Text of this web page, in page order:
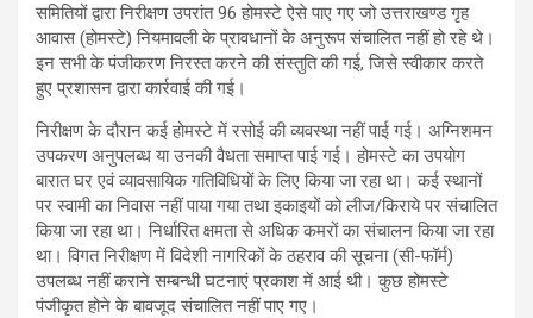
समितियों द्वारा निरीक्षण उपरांत 96 होमस्टे ऐसे पाए गए जो उत्तराखण्ड गृह
आवास (होमस्टे) नियमावली के प्रावधानों के अनुरूप संचालित नहीं हो रहे थे।
इन सभी के पंजीकरण निरस्त करने की संस्तुति की गई, जिसे स्वीकार करते
हुए प्रशासन द्वारा कार्रवाई की गई।
निरीक्षण के दौरान कई होमस्टे में रसोई की व्यवस्था नहीं पाई गई। अग्निशमन
उपकरण अनुपलब्ध या उनकी वैधता समाप्त पाई गई। होमस्टे का उपयोग
बारात घर एवं व्यावसायिक गतिविधियों के लिए किया जा रहा था। कई स्थानों
पर स्वामी का निवास नहीं पाया गया तथा इकाइयों को लीज/किराये पर संचालित
किया जा रहा था। निर्धारित क्षमता से अधिक कमरों का संचालन किया जा रहा
था। विगत निरीक्षण में विदेशी नागरिकों के ठहराव की सूचना (सी-फॉर्म)
उपलब्ध नहीं कराने सम्बन्धी घटनाएं प्रकाश में आई थी। कुछ होमस्टे
पंजीकृत होने के बावजूद संचालित नहीं पाए गए।